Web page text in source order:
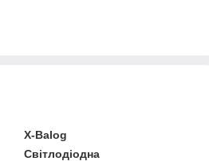
X-Balog
Світлодіодна